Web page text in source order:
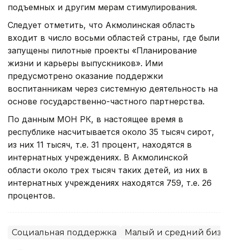
подъемных и другим мерам стимулирования.
Следует отметить, что Акмолинская область
входит в число восьми областей страны, где были
запущены пилотные проекты «Планирование
жизни и карьеры выпускников». Ими
предусмотрено оказание поддержки
воспитанникам через системную деятельность на
основе государственно-частного партнерства.
По данным МОН РК, в настоящее время в
республике насчитывается около 35 тысяч сирот,
из них 11 тысяч, т.е. 31 процент, находятся в
интернатных учреждениях. В Акмолинской
области около трех тысяч таких детей, из них в
интернатных учреждениях находятся 759, т.е. 26
процентов.
Социальная поддержка Малый и средний